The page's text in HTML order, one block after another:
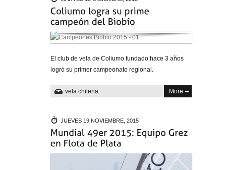
El club de vela de Coliumo fundado hace 3 años
logró su primer campeonato regional.
vela chilena More
JUEVES 19 NOVIEMBRE, 2015